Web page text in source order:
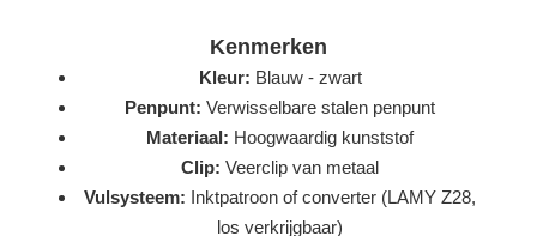
Kenmerken
Kleur: Blauw - zwart
Penpunt: Verwisselbare stalen penpunt
Materiaal: Hoogwaardig kunststof
Clip: Veerclip van metaal
Vulsysteem: Inktpatroon of converter (LAMY Z28,
los verkrijgbaar)